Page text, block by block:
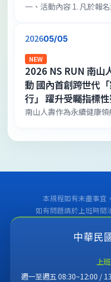
一、活動內容 1. 凡於報
800 位參加者，即可獲得「2026 南山家庭
嘉年華」點券（新台幣
202605/05
NEW
2026 NS RUN 南山
動 國內首創跨世代
行」 躍升受矚指標
南山人壽作為永續健康
民國文化休閒運動協會
模，新增家庭共跑、女
國際賽道認證，躍升指
日一同到總統府前，為
本規程如有未盡事宜
如有問題請於上班時間
中華民
上
週一至週五 08:30~12:00 /